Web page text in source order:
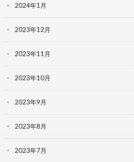
2024年1月
2023年12月
2023年11月
2023年10月
2023年9月
2023年8月
2023年7月